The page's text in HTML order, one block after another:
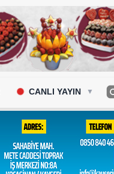
CANLI YAYIN ▼